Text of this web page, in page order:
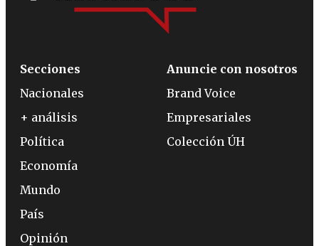
Secciones
Nacionales
+ análisis
Política
Economía
Mundo
País
Opinión
Anuncie con nosotros
Brand Voice
Empresariales
Colección ÚH